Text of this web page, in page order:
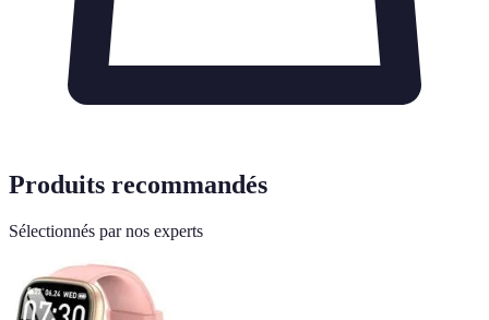
Produits recommandés
Sélectionnés par nos experts